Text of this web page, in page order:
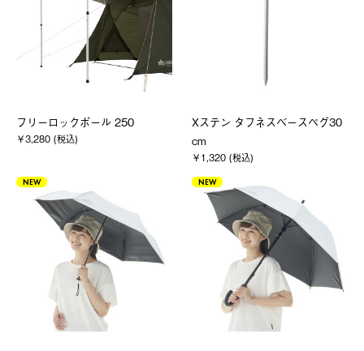
フリーロックポール 250
￥3,280 (税込)
Xステン タフネスベースペグ30
cm
￥1,320 (税込)
NEW NEW